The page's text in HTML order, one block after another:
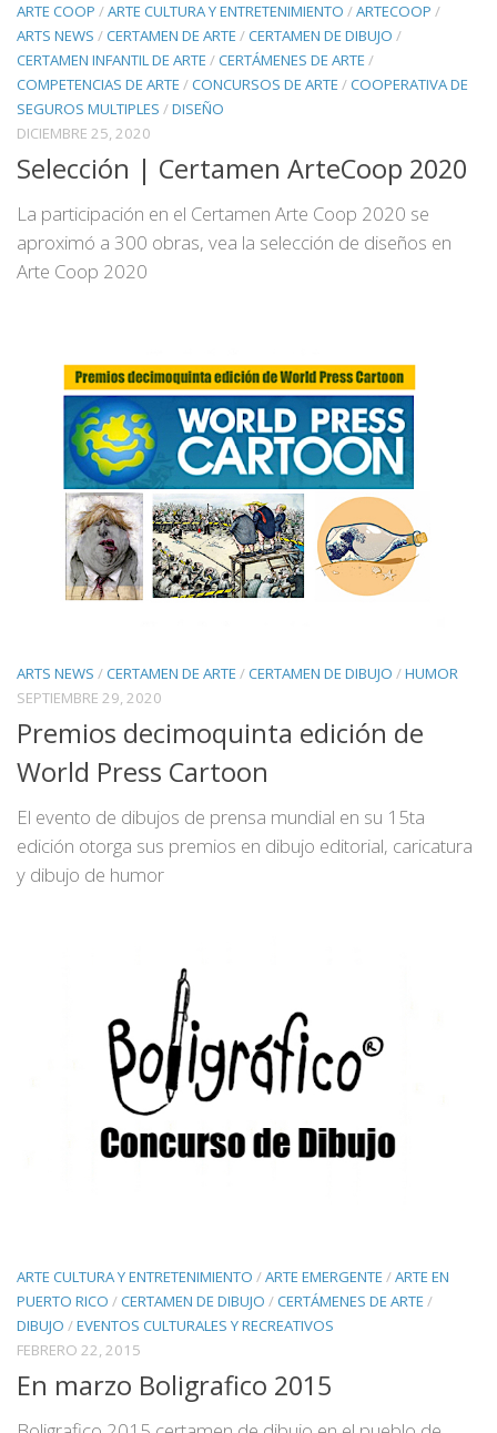
ARTE COOP /ARTE CULTURA Y ENTRETENIMIENTO /ARTECOOP /
ARTS NEWS /CERTAMEN DE ARTE /CERTAMEN DE DIBUJO /
CERTAMEN INFANTIL DE ARTE /CERTÁMENES DE ARTE /
COMPETENCIAS DE ARTE /CONCURSOS DE ARTE /COOPERATIVA DE
SEGUROS MULTIPLES /DISEÑO
DICIEMBRE 25, 2020
Selección | Certamen ArteCoop 2020
La participación en el Certamen Arte Coop 2020 se
aproximó a 300 obras, vea la selección de diseños en
Arte Coop 2020
ARTS NEWS /CERTAMEN DE ARTE /CERTAMEN DE DIBUJO /HUMOR
SEPTIEMBRE 29, 2020
Premios decimoquinta edición de
World Press Cartoon
El evento de dibujos de prensa mundial en su 15ta
edición otorga sus premios en dibujo editorial, caricatura
y dibujo de humor
ARTE CULTURA Y ENTRETENIMIENTO /ARTE EMERGENTE /ARTE EN
PUERTO RICO /CERTAMEN DE DIBUJO /CERTÁMENES DE ARTE /
DIBUJO /EVENTOS CULTURALES Y RECREATIVOS
FEBRERO 22, 2015
En marzo Boligrafico 2015